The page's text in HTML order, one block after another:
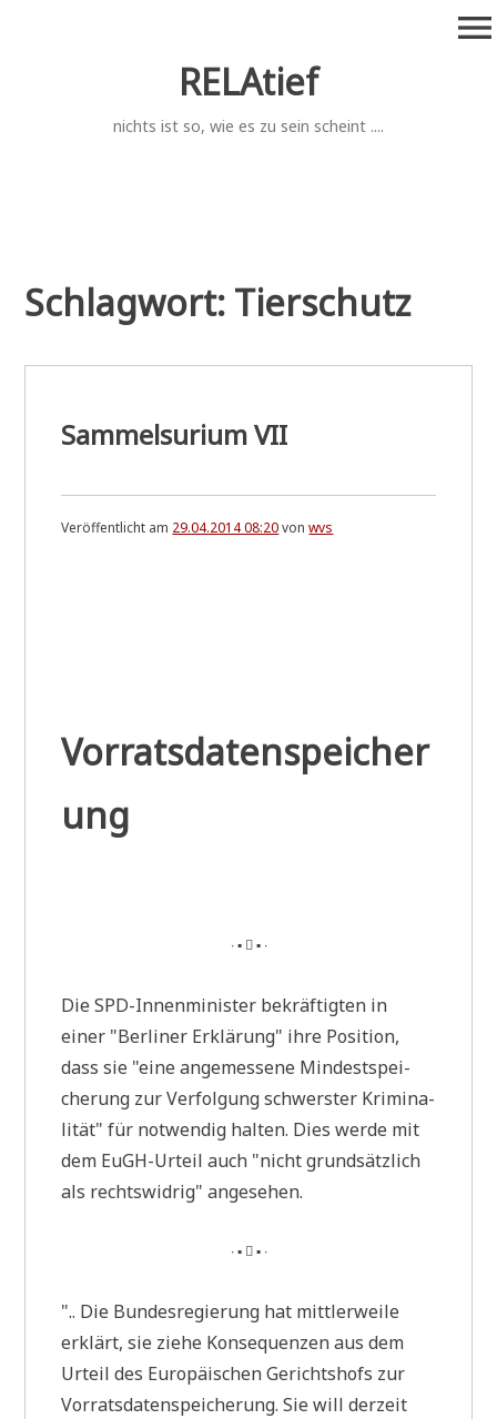
RELAtief
nichts ist so, wie es zu sein scheint ....
menu
Schlagwort: Tierschutz
Sammelsurium VII
Veröffentlicht am 29.04.2014 08:20vonwvs
Vorratsdatenspeicher
ung
∙ ▪  ▪ ∙
Die SPD-Innen­mi­ni­ster bekräf­tig­ten in
einer "Ber­li­ner Erklä­rung" ihre Posi­ti­on,
dass sie "eine ange­mes­se­ne Min­dest­spei­
che­rung zur Ver­fol­gung schwer­ster Kri­mi­na­
li­tät" für not­wen­dig hal­ten. Dies wer­de mit
dem EuGH-Urteil auch "nicht grund­sätz­lich
als rechts­wid­rig" angesehen.
∙ ▪  ▪ ∙
".. Die Bun­des­re­gie­rung hat mitt­ler­wei­le
erklärt, sie zie­he Kon­se­quen­zen aus dem
Urteil des Euro­päi­schen Gerichts­hofs zur
Vor­rats­da­ten­spei­che­rung. Sie will der­zeit